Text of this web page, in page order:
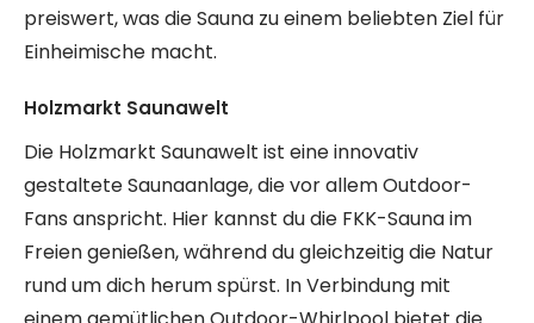
preiswert, was die Sauna zu einem beliebten Ziel für
Einheimische macht.
Holzmarkt Saunawelt
Die Holzmarkt Saunawelt ist eine innovativ
gestaltete Saunaanlage, die vor allem Outdoor-
Fans anspricht. Hier kannst du die FKK-Sauna im
Freien genießen, während du gleichzeitig die Natur
rund um dich herum spürst. In Verbindung mit